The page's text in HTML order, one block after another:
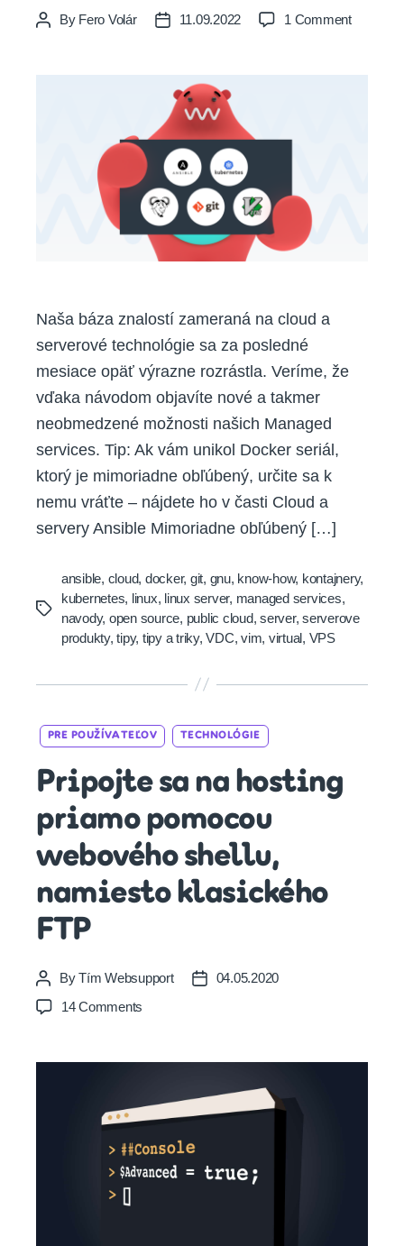
PostBy Fero Volár
Post11.09.2022 1 Commenton
Git,
Naša báza znalostí zameraná na cloud a
serverové technológie sa za posledné
mesiace opäť výrazne rozrástla. Veríme, že
vďaka návodom objavíte nové a takmer
neobmedzené možnosti našich Managed
services. Tip: Ak vám unikol Docker seriál,
ktorý je mimoriadne obľúbený, určite sa k
nemu vráťte – nájdete ho v časti Cloud a
servery Ansible Mimoriadne obľúbený […]
Tags
ansible, cloud, docker, git, gnu, know-how, kontajnery,
kubernetes, linux, linux server, managed services,
navody, open source, public cloud,server,serverove
produkty,tipy, tipy a triky,VDC,vim, virtual, VPS
Categories
PRE POUŽÍVATEĽOV TECHNOLÓGIE
Pripojte sa na hosting
priamo pomocou
webového shellu,
namiesto klasického
FTP
Post
author
ByTím Websupport
Post04.05.2020
14 Comments
na
priamo
pomocou
webového
shellu,